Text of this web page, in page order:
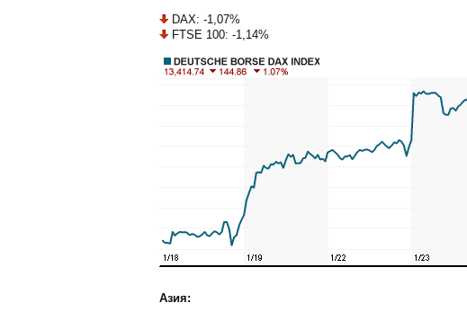
DAX: -1,07%
FTSE 100: -1,14%
Азия: